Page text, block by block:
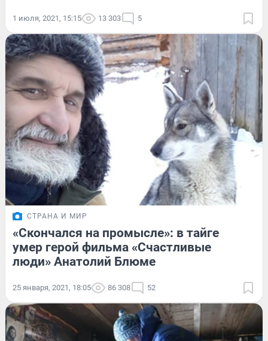
1 июля, 2021, 15:15 13 303 5
СТРАНА И МИР
«Скончался на промысле»: в тайге
умер герой фильма «Счастливые
люди» Анатолий Блюме
25 января, 2021, 18:05 86 308 52